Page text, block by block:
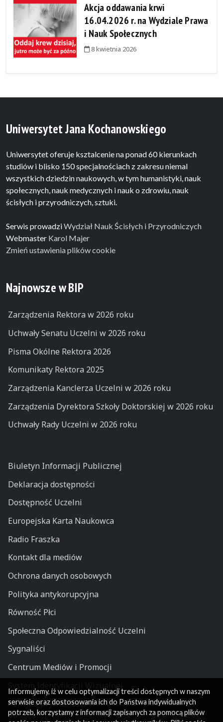
Akcja oddawania krwi
16.04.2026 r. na Wydziale Prawa
i Nauk Społecznych
8 kwietnia 2026
Uniwersytet Jana Kochanowskiego
Uniwersytet oferuje ksztalcenie na ponad 60 kierunkach
studiów i blisko 150 specjalnościach z zakresu niemal
wszystkich dziedzin naukowych, w tym humanistyki, nauk
społecznych, nauk medycznych i nauk o zdrowiu, nauk
ścisłych i przyrodniczych, sztuki.
Serwis prowadziWydział Nauk Ścisłych i Przyrodniczych
Webmaster Karol Majer
Zmień ustawienia plików cookie
Najnowsze w BIP
Zarządzenia Rektora w 2026 roku
Uchwały Senatu Uczelni w 2026 roku
Pisma Okólne Rektora 2026
Komunikaty Rektora 2025
Zarządzenia Kanclerza Uczelni w 2026 roku
Zarządzenia Dyrektora Szkoły Doktorskiej w 2026 roku
Uchwały Rady Uczelni w 2026 roku
Biuletyn Informacji Publicznej
Deklaracja dostępności
Dostępność Uczelni
Europejska Karta Naukowca
Radio Fraszka
Kontakt dla mediów
Ochrona danych osobowych
Polityka antykorupcyjna
Równość Płci
Społeczna Odpowiedzialność Uczelni
Sygnaliści
Centrum Mediów i Promocji
Polityka prywatności
Informujemy, iż w celu optymalizacji treści dostępnych w naszym
serwisie oraz dostosowania ich do Państwa indywidualnych
potrzeb, korzystamy z informacji zapisanych za pomocą plików